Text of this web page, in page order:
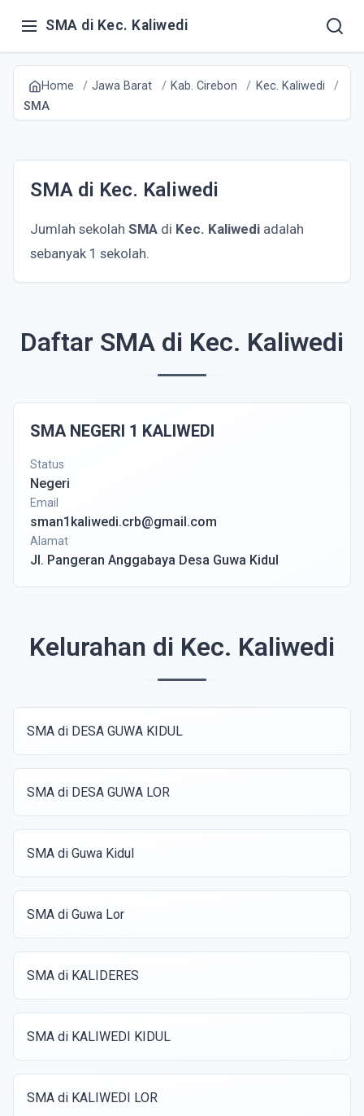
SMA di Kec. Kaliwedi
Home Jawa Barat Kab. Cirebon
Kec. Kaliwedi
SMA
SMA di Kec. Kaliwedi
Jumlah sekolah SMA di Kec. Kaliwedi adalah
sebanyak 1 sekolah.
Daftar SMA di Kec. Kaliwedi
SMA NEGERI 1 KALIWEDI
Status
Negeri
Email
sman1kaliwedi.crb@gmail.com
Alamat
Jl. Pangeran Anggabaya Desa Guwa Kidul
Kelurahan di Kec. Kaliwedi
SMA di DESA GUWA KIDUL
SMA di DESA GUWA LOR
SMA di Guwa Kidul
SMA di Guwa Lor
SMA di KALIDERES
SMA di KALIWEDI KIDUL
SMA di KALIWEDI LOR